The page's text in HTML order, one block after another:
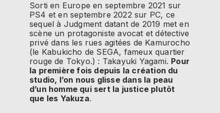
Sorti en Europe en septembre 2021 sur
PS4 et en septembre 2022 sur PC, ce
sequel à Judgment datant de 2019 met en
scène un protagoniste avocat et détective
privé dans les rues agitées de Kamurocho
(le Kabukicho de SEGA, fameux quartier
rouge de Tokyo.) : Takayuki Yagami. Pour
la première fois depuis la création du
studio, l’on nous glisse dans la peau
d’un homme qui sert la justice plutôt
que les Yakuza.